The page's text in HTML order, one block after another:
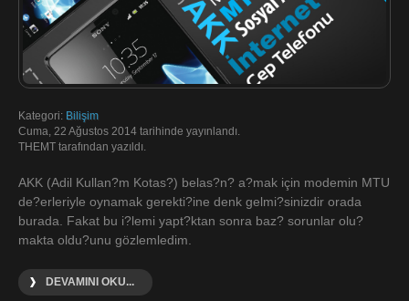
Kategori: Bilişim
Cuma, 22 Ağustos 2014 tarihinde yayınlandı.
THEMT tarafından yazıldı.
AKK (Adil Kullan?m Kotas?) belas?n? a?mak için modemin MTU
de?erleriyle oynamak gerekti?ine denk gelmi?sinizdir orada
burada. Fakat bu i?lemi yapt?ktan sonra baz? sorunlar olu?
makta oldu?unu gözlemledim.
DEVAMINI OKU...